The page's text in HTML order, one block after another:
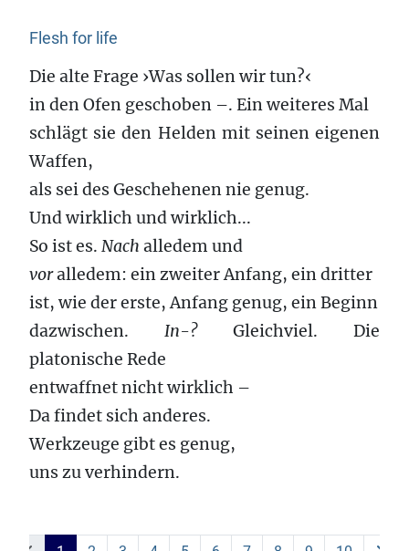
Flesh for life
Die alte Frage ›Was sollen wir tun?‹
in den Ofen geschoben –. Ein weiteres Mal
schlägt sie den Helden mit seinen eigenen
Waffen,
als sei des Geschehenen nie genug.
Und wirklich und wirklich...
So ist es. Nach alledem und
voralledem: ein zweiter Anfang, ein dritter
ist, wie der erste, Anfang genug, ein Beginn
dazwischen. In-?Gleichviel. Die
platonische Rede
entwaffnet nicht wirklich –
Da findet sich anderes.
Werkzeuge gibt es genug,
uns zu verhindern.